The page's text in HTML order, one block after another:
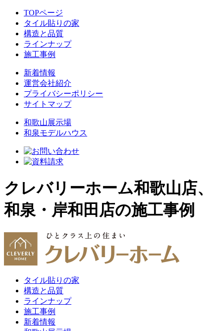
TOPページ
タイル貼りの家
構造と品質
ラインナップ
施工事例
新着情報
運営会社紹介
プライバシーポリシー
サイトマップ
和歌山展示場
和泉モデルハウス
クレバリーホーム和歌山店、
和泉・岸和田店の施工事例
タイル貼りの家
構造と品質
ラインナップ
施工事例
新着情報